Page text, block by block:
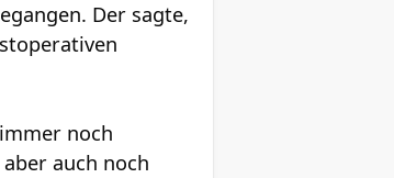
Der sagte,
noch
auch noch